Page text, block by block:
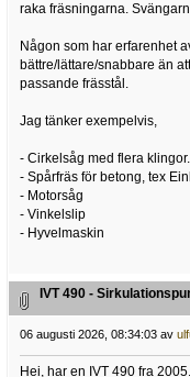
raka fräsningarna.
Någon som har erfarenhet
bättre/lättare/snabbare än
passande frässtål.
Jag tänker exempelvis,
- Cirkelsåg med flera klingor.
- Spårfräs för betong, tex
- Motorsåg
- Vinkelslip
- Hyvelmaskin
IVT 490 -
06 augusti 2026, 08:34:03 av
Hei, har en IVT 490 fra